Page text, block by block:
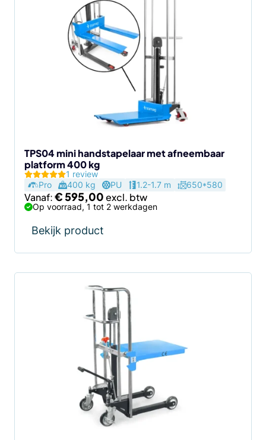
TPS04 mini handstapelaar met afneembaar
platform 400 kg
1 review
Pro
400 kg PU 1.2-1.7 m 650*580
Vanaf:€595,00
Op voorraad, 1 tot 2 werkdagen
Bekijk product
de
productpagina